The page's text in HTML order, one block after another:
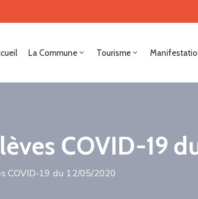
La Commune Tourisme
COVID-19
COVID-19 du 12/05/2020